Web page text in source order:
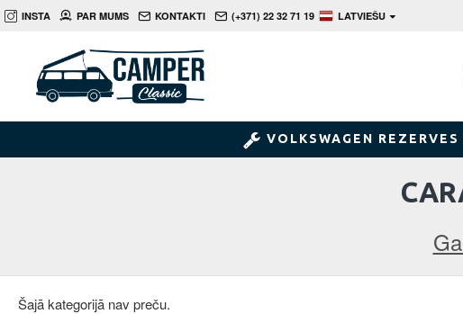
INSTA PAR MUMS KONTAKTI (+371) 22 32 71 19 LATVIEŠU
VOLKSWAGEN REZERVES
Šajā kategorijā nav preču.